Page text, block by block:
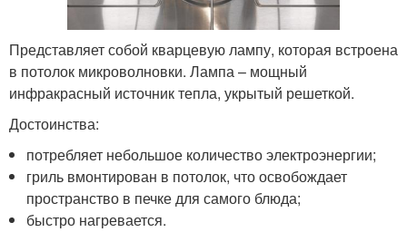
Представляет собой кварцевую лампу, которая встроена
в потолок микроволновки. Лампа – мощный
инфракрасный источник тепла, укрытый решеткой.
Достоинства:
потребляет небольшое количество электроэнергии;
гриль вмонтирован в потолок, что освобождает
пространство в печке для самого блюда;
быстро нагревается.